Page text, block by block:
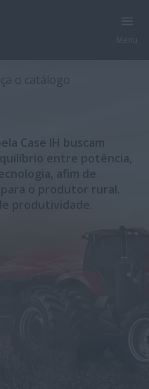
o catálogo
Case IH buscam
entre potência,
afim de
o produtor rural.
produtividade.